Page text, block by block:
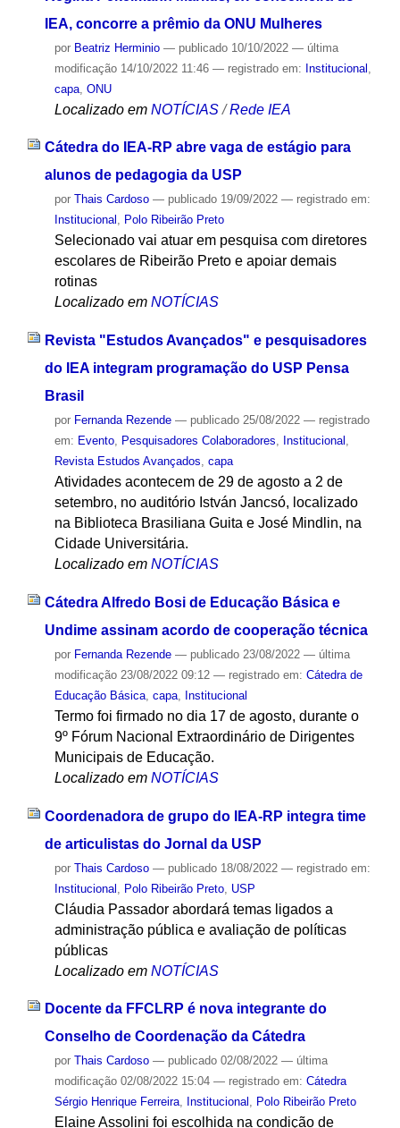
IEA, concorre a prêmio da ONU Mulheres
por Beatriz Herminio — publicado10/10/2022 — última
modificação14/10/2022 11:46 — registrado em: Institucional
capa, ONU
Localizado em NOTÍCIAS /Rede IEA
Cátedra do IEA-RP abre vaga de estágio para
alunos de pedagogia da USP
por Thais Cardoso — publicado19/09/2022 — registrado em:
Institucional , Polo Ribeirão Preto
Selecionado vai atuar em pesquisa com diretores
escolares de Ribeirão Preto e apoiar demais
rotinas
Localizado em NOTÍCIAS
Revista "Estudos Avançados" e pesquisadores
do IEA integram programação do USP Pensa
Brasil
por Fernanda Rezende — publicado25/08/2022 — registrado
em: Evento, Pesquisadores Colaboradores, Institucional ,
Revista Estudos Avançados, capa
Atividades acontecem de 29 de agosto a 2 de
setembro, no auditório István Jancsó, localizado
na Biblioteca Brasiliana Guita e José Mindlin, na
Cidade Universitária.
Localizado em NOTÍCIAS
Cátedra Alfredo Bosi de Educação Básica e
Undime assinam acordo de cooperação técnica
por Fernanda Rezende — publicado23/08/2022 — última
modificação23/08/2022 09:12 — registrado em: Cátedra de
Educação Básica, capa, Institucional
Termo foi firmado no dia 17 de agosto, durante o
9º Fórum Nacional Extraordinário de Dirigentes
Municipais de Educação.
Localizado em NOTÍCIAS
Coordenadora de grupo do IEA-RP integra time
de articulistas do Jornal da USP
por Thais Cardoso — publicado18/08/2022 — registrado em:
Institucional
Polo Ribeirão Preto, USP
Cláudia Passador abordará temas ligados a
administração pública e avaliação de políticas
públicas
Localizado em NOTÍCIAS
Docente da FFCLRP é nova integrante do
Conselho de Coordenação da Cátedra
por Thais Cardoso — publicado02/08/2022 — última
modificação02/08/2022 15:04 — registrado em: Cátedra
Sérgio Henrique Ferreira, Institucional , Polo Ribeirão Preto
Elaine Assolini foi escolhida na condição de